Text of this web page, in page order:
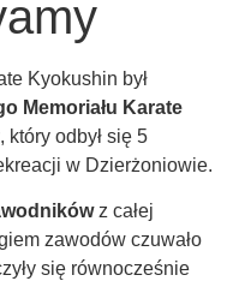
Kyokushin był
Memoriału Karate
, który odbył się 5
w Dzierżoniowie.
z całej
zawodów czuwało
się równocześnie